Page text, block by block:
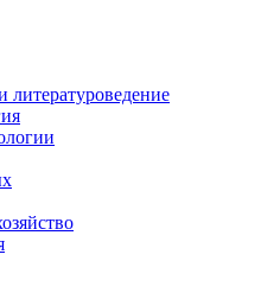
литературоведение